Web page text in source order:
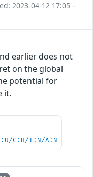
2023-04-12 17:05 –
earlier does not
on the global
potential for
it.
C:H/I:N/A:N